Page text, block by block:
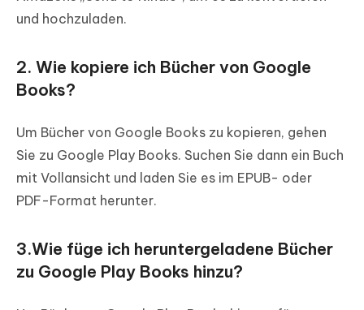
und hochzuladen.
2. Wie kopiere ich Bücher von Google
Books?
Um Bücher von Google Books zu kopieren, gehen
Sie zu Google Play Books. Suchen Sie dann ein Buch
mit Vollansicht und laden Sie es im EPUB- oder
PDF-Format herunter.
3.Wie füge ich heruntergeladene Bücher
zu Google Play Books hinzu?